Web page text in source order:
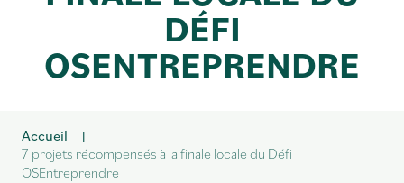
DÉFI
OSENTREPRENDRE
Accueil |
7 projets récompensés à la finale locale du Défi
OSEntreprendre